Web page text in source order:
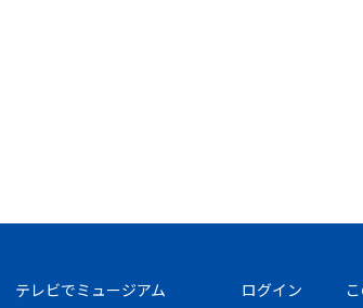
テレビでミュージアム
ログイン